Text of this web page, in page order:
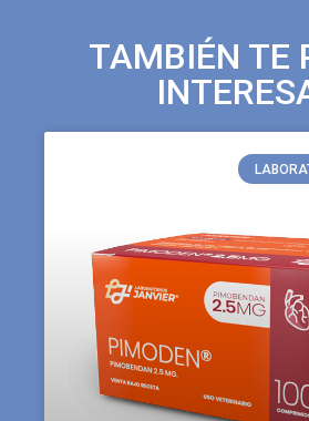
TAMBIÉN TE